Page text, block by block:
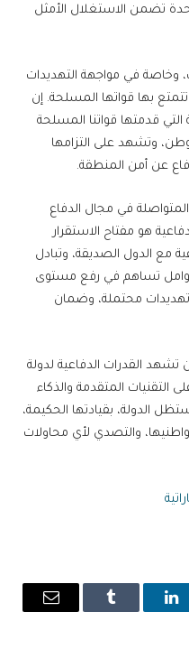
تضمن الاستغلال الأمثل
وخاصة في مواجهة التهديدات
تتمتع بها قواتها المسلحة. إن
التي قدمتها قواتنا المسلحة
وتشهد على التزامها
عن أمن المنطقة.
في مجال الدفاع
هو مفتاح الاستقرار
مع الدول الصديقة، وتبادل
عوامل تساهم في رفع مستوى
تهديدات محتملة، وضمان
القدرات الدفاعية لدولة
التقنيات المتقدمة والذكاء
الدولة، بقيادتها الحكيمة،
والتصدي لأي محاولات
لينكدإن Tumblr
البريد